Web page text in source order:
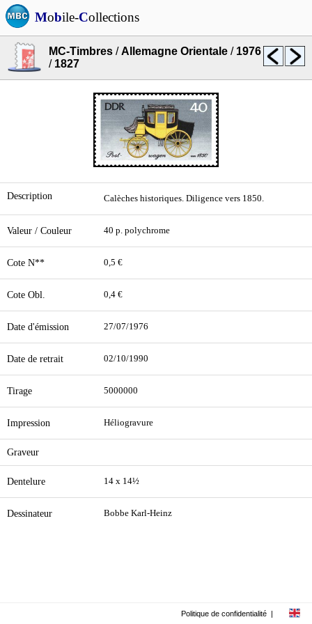
Mobile-Collections
MC-Timbres /Allemagne Orientale / 1976
/ 1827
Description Calèches historiques. Diligence vers 1850.
Valeur / Couleur 40 p. polychrome
Cote N** 0,5 €
Cote Obl. 0,4 €
Date d'émission 27/07/1976
Date de retrait 02/10/1990
Tirage 5000000
Impression Héliogravure
Graveur
Dentelure 14 x 14½
Dessinateur Bobbe Karl-Heinz
Politique de confidentialité |